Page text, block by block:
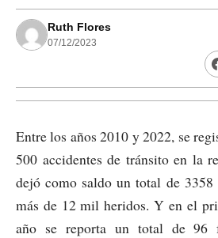
Ruth Flores
07/12/2023
Entre los años 2010 y 2022, se
500 accidentes de tránsito en la
dejó como saldo un total de 3358
más de 12 mil heridos. Y en el
año se reporta un total de 96